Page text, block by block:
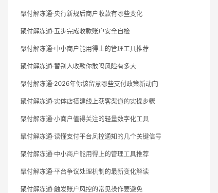
聚付解冻通·央行新规后商户收款有哪些变化
聚付解冻通·五步完成收款账户安全自检
聚付解冻通·中小商户能用得上的管理工具推荐
聚付解冻通·替别人收款你敢吗风险有多大
聚付解冻通·2026年你该留意哪些支付政策新动向
聚付解冻通·实体店搭建线上获客渠道的实操步骤
聚付解冻通·小商户值得关注的轻量数字化工具
聚付解冻通·读懂支付平台风控通知的几个关键信号
聚付解冻通·中小商户能用得上的管理工具推荐
聚付解冻通·平台争议处理机制的最新变化解读
聚付解冻通·触发账户风控的常见操作要避免